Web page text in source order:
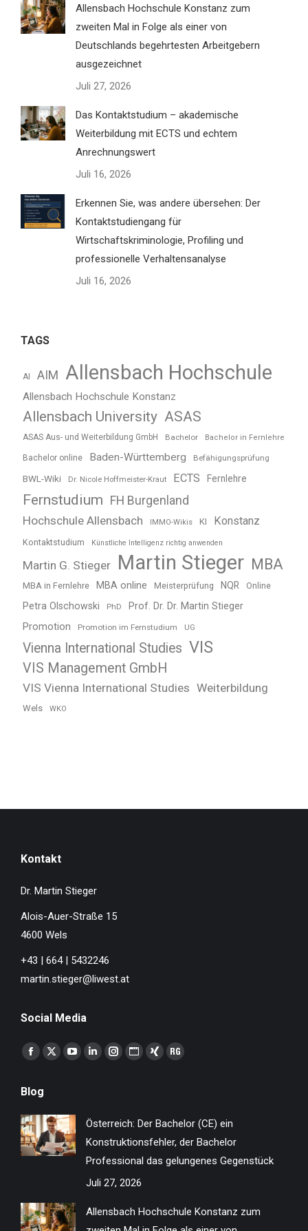
Allensbach Hochschule Konstanz zum
zweiten Mal in Folge als einer von
Deutschlands begehrtesten Arbeitgebern
ausgezeichnet
Juli 27, 2026
Das Kontaktstudium – akademische
Weiterbildung mit ECTS und echtem
Anrechnungswert
Juli 16, 2026
Erkennen Sie, was andere übersehen: Der
Kontaktstudiengang für
Wirtschaftskriminologie, Profiling und
professionelle Verhaltensanalyse
Juli 16, 2026
TAGS
AI AIM Allensbach Hochschule
Allensbach Hochschule Konstanz
Allensbach University ASAS
ASAS Aus- und Weiterbildung GmbH Bachelor Bachelor in Fernlehre
Bachelor online Baden-Württemberg Befähigungsprüfung
BWL-Wiki Dr. Nicole Hoffmeister-Kraut ECTS Fernlehre
Fernstudium
FH Burgenland
Hochschule Allensbach
IMMO-Wikis KI Konstanz
Kontaktstudium Künstliche Intelligenz richtig anwenden
Martin G. Stieger Martin Stieger MBA
MBA in Fernlehre MBA online Meisterprüfung NQR Online
Petra Olschowski PhD Prof. Dr. Dr. Martin Stieger
Promotion Promotion im Fernstudium UG
Vienna International Studies VIS
VIS Management GmbH
VIS Vienna International Studies Weiterbildung
Wels WKO
Kontakt
Dr. Martin Stieger
Alois-Auer-Straße 15
4600 Wels
+43 | 664 | 5432246
martin.stieger@liwest.at
Social Media
Finden Sie uns auf:
Facebook
opens
in
new
window
X
in
new
window
YouTube
in
new
window
Linkedin
new
window
Instagram
new
window
Website
new
window
XING
new
window
ResearchGate
new
window
Blog
Österreich: Der Bachelor (CE) ein
Konstruktionsfehler, der Bachelor
Professional das gelungenes Gegenstück
Juli 27, 2026
Allensbach Hochschule Konstanz zum